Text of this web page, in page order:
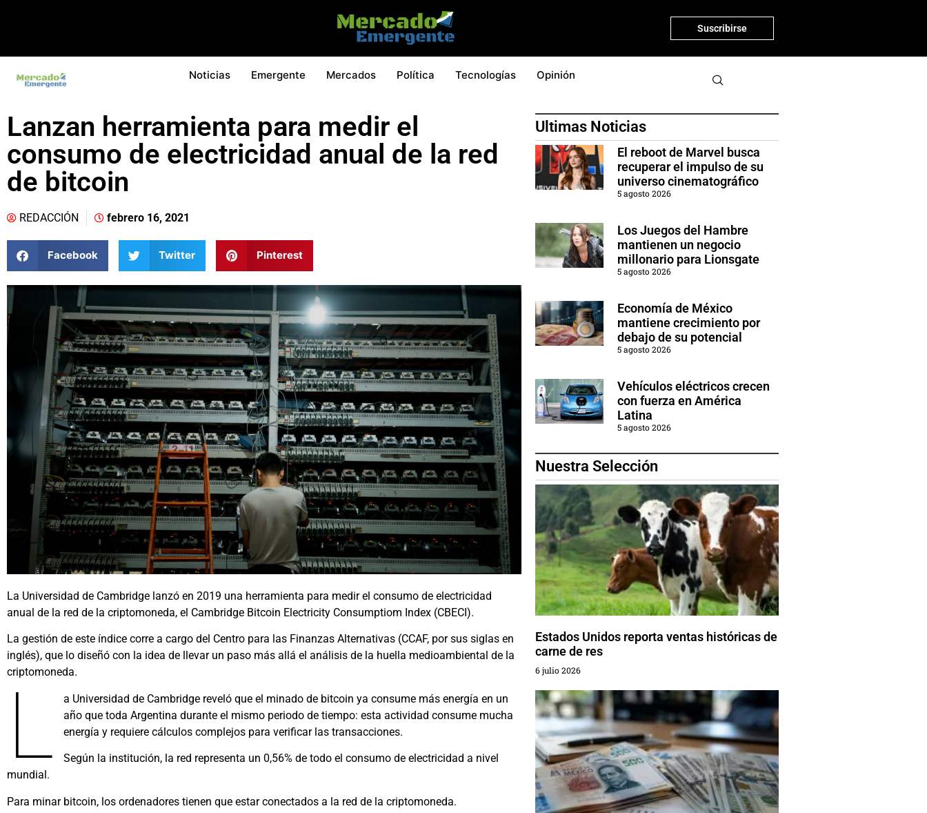
Suscribirse
Noticias Emergente Mercados Política Tecnologías Opinión
Lanzan herramienta para medir el
consumo de electricidad anual de la red
de bitcoin
REDACCIÓN febrero 16, 2021
Facebook Twitter Pinterest
La Universidad de Cambridge lanzó en 2019 una herramienta para medir el consumo de electricidad
anual de la red de la criptomoneda, el Cambridge Bitcoin Electricity Consumptiom Index (CBECI).
La gestión de este índice corre a cargo del Centro para las Finanzas Alternativas (CCAF, por sus siglas en
inglés), que lo diseñó con la idea de llevar un paso más allá el análisis de la huella medioambiental de la
criptomoneda.
L
a Universidad de Cambridge reveló que el minado de bitcoin ya consume más energía en un
año que toda Argentina durante el mismo periodo de tiempo: esta actividad consume mucha
energía y requiere cálculos complejos para verificar las transacciones.
Según la institución, la red representa un 0,56% de todo el consumo de electricidad a nivel
mundial.
Para minar bitcoin, los ordenadores tienen que estar conectados a la red de la criptomoneda.
Ultimas Noticias
El reboot de Marvel busca
recuperar el impulso de su
universo cinematográfico
5 agosto 2026
Los Juegos del Hambre
mantienen un negocio
millonario para Lionsgate
5 agosto 2026
Economía de México
mantiene crecimiento por
debajo de su potencial
5 agosto 2026
Vehículos eléctricos crecen
con fuerza en América
Latina
5 agosto 2026
Nuestra Selección
Estados Unidos reporta ventas históricas de
carne de res
6 julio 2026